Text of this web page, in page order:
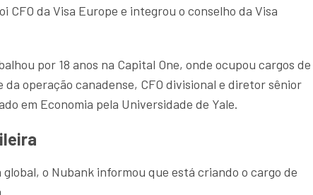
CFO da Visa Europe e integrou o conselho da Visa
por 18 anos na Capital One, onde ocupou cargos de
operação canadense, CFO divisional e diretor sênior
em Economia pela Universidade de Yale.
o Nubank informou que está criando o cargo de